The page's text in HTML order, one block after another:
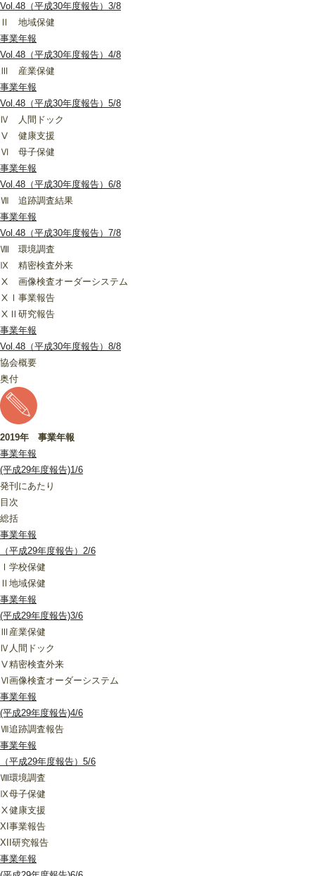
Vol.48（平成30年度報告）3/8
Ⅱ 地域保健
事業年報
Vol.48（平成30年度報告）4/8
Ⅲ 産業保健
事業年報
Vol.48（平成30年度報告）5/8
Ⅳ 人間ドック
Ⅴ 健康支援
Ⅵ 母子保健
事業年報
Vol.48（平成30年度報告）6/8
Ⅶ 追跡調査結果
事業年報
Vol.48（平成30年度報告）7/8
Ⅷ 環境調査
Ⅸ 精密検査外来
Ⅹ 画像検査オーダーシステム
ⅩⅠ事業報告
ⅩⅡ研究報告
事業年報
Vol.48（平成30年度報告）8/8
協会概要
奥付
2019年 事業年報
事業年報
(平成29年度報告)1/6
発刊にあたり
目次
総括
事業年報
（平成29年度報告）2/6
Ⅰ学校保健
Ⅱ地域保健
事業年報
(平成29年度報告)3/6
Ⅲ産業保健
Ⅳ人間ドック
Ⅴ精密検査外来
Ⅵ画像検査オーダーシステム
事業年報
(平成29年度報告)4/6
Ⅶ追跡調査報告
事業年報
（平成29年度報告）5/6
Ⅷ環境調査
Ⅸ母子保健
Ⅹ健康支援
XI事業報告
XII研究報告
事業年報